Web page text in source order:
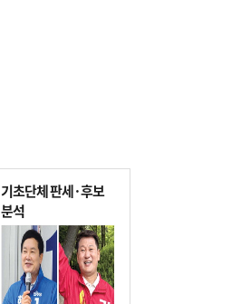
기초단체 판세·후보
분석